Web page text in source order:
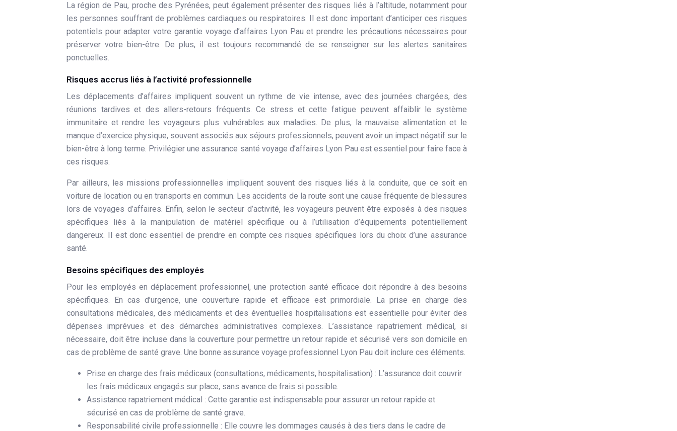
La région de Pau, proche des Pyrénées, peut également présenter des risques liés à l’altitude, notamment pour
les personnes souffrant de problèmes cardiaques ou respiratoires. Il est donc important d’anticiper ces risques
potentiels pour adapter votre garantie voyage d’affaires Lyon Pau et prendre les précautions nécessaires pour
préserver votre bien-être. De plus, il est toujours recommandé de se renseigner sur les alertes sanitaires
ponctuelles.
Risques accrus liés à l’activité professionnelle
Les déplacements d’affaires impliquent souvent un rythme de vie intense, avec des journées chargées, des
réunions tardives et des allers-retours fréquents. Ce stress et cette fatigue peuvent affaiblir le système
immunitaire et rendre les voyageurs plus vulnérables aux maladies. De plus, la mauvaise alimentation et le
manque d’exercice physique, souvent associés aux séjours professionnels, peuvent avoir un impact négatif sur le
bien-être à long terme. Privilégier une assurance santé voyage d’affaires Lyon Pau est essentiel pour faire face à
ces risques.
Par ailleurs, les missions professionnelles impliquent souvent des risques liés à la conduite, que ce soit en
voiture de location ou en transports en commun. Les accidents de la route sont une cause fréquente de blessures
lors de voyages d’affaires. Enfin, selon le secteur d’activité, les voyageurs peuvent être exposés à des risques
spécifiques liés à la manipulation de matériel spécifique ou à l’utilisation d’équipements potentiellement
dangereux. Il est donc essentiel de prendre en compte ces risques spécifiques lors du choix d’une assurance
santé.
Besoins spécifiques des employés
Pour les employés en déplacement professionnel, une protection santé efficace doit répondre à des besoins
spécifiques. En cas d’urgence, une couverture rapide et efficace est primordiale. La prise en charge des
consultations médicales, des médicaments et des éventuelles hospitalisations est essentielle pour éviter des
dépenses imprévues et des démarches administratives complexes. L’assistance rapatriement médical, si
nécessaire, doit être incluse dans la couverture pour permettre un retour rapide et sécurisé vers son domicile en
cas de problème de santé grave. Une bonne assurance voyage professionnel Lyon Pau doit inclure ces éléments.
Prise en charge des frais médicaux (consultations, médicaments, hospitalisation) : L’assurance doit couvrir
les frais médicaux engagés sur place, sans avance de frais si possible.
Assistance rapatriement médical : Cette garantie est indispensable pour assurer un retour rapide et
sécurisé en cas de problème de santé grave.
Responsabilité civile professionnelle : Elle couvre les dommages causés à des tiers dans le cadre de